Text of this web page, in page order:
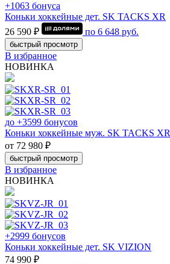
+1063 бонуса
Коньки хоккейные дет. SK TACKS XR
26 590 ₽
по 6 648 руб.
быстрый просмотр
В избранное
НОВИНКА
до +3599 бонусов
Коньки хоккейные муж. SK TACKS XR
от 72 980 ₽
быстрый просмотр
В избранное
НОВИНКА
+2999 бонусов
Коньки хоккейные дет. SK VIZION
74 990 ₽